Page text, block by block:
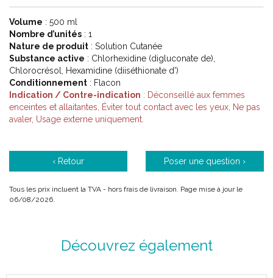
Volume : 500 ml
Nombre d’unités : 1
Nature de produit : Solution Cutanée
Substance active : Chlorhexidine (digluconate de),
Chlorocrésol, Hexamidine (diiséthionate d')
Conditionnement : Flacon
Indication / Contre-indication : Déconseillé aux femmes
enceintes et allaitantes, Éviter tout contact avec les yeux, Ne pas
avaler, Usage externe uniquement.
‹ Retour Poser une question ›
Tous les prix incluent la TVA - hors frais de livraison. Page mise à jour le
06/08/2026.
Découvrez également